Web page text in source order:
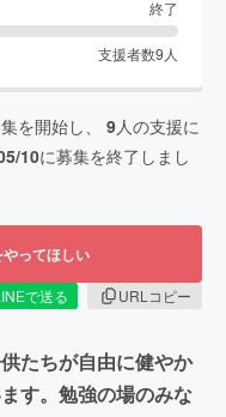
終了
支援者数9 人
を開始し、 9人の支援に
10に募集を終了しまし
ってほしい
で送る
URLコピー
たちが自由に健やか
す。勉強の場のみな